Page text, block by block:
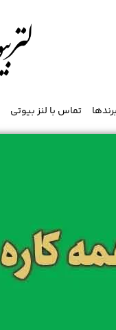
برندها تماس با لنز بیوتی